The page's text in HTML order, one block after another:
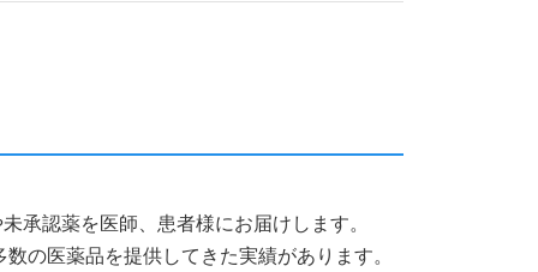
承認薬を医師、患者様にお届けします。
の医薬品を提供してきた実績があります。